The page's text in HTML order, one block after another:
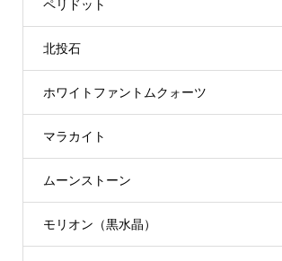
ペリドット
北投石
ホワイトファントムクォーツ
マラカイト
ムーンストーン
モリオン（黒水晶）